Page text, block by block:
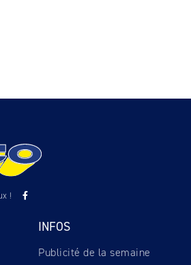
!
INFOS
Publicité de la semaine